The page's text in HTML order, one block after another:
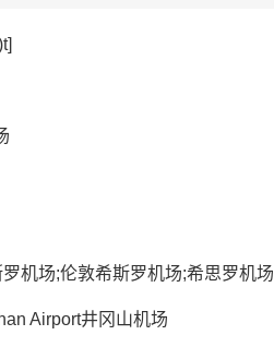
机场;伦敦希斯罗机场;希思罗机场
Airport井冈山机场